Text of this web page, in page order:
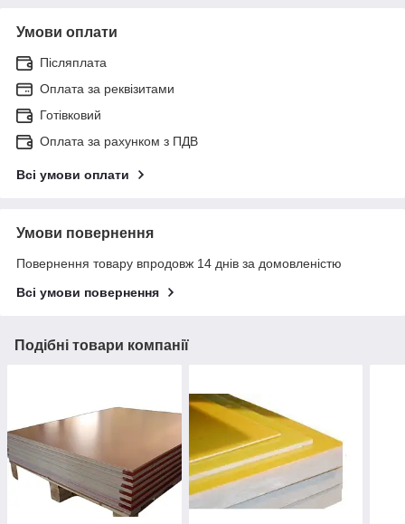
Умови оплати
Післяплата
Оплата за реквізитами
Готівковий
Оплата за рахунком з ПДВ
Всі умови оплати
Умови повернення
Повернення товару впродовж 14 днів за домовленістю
Всі умови повернення
Подібні товари компанії